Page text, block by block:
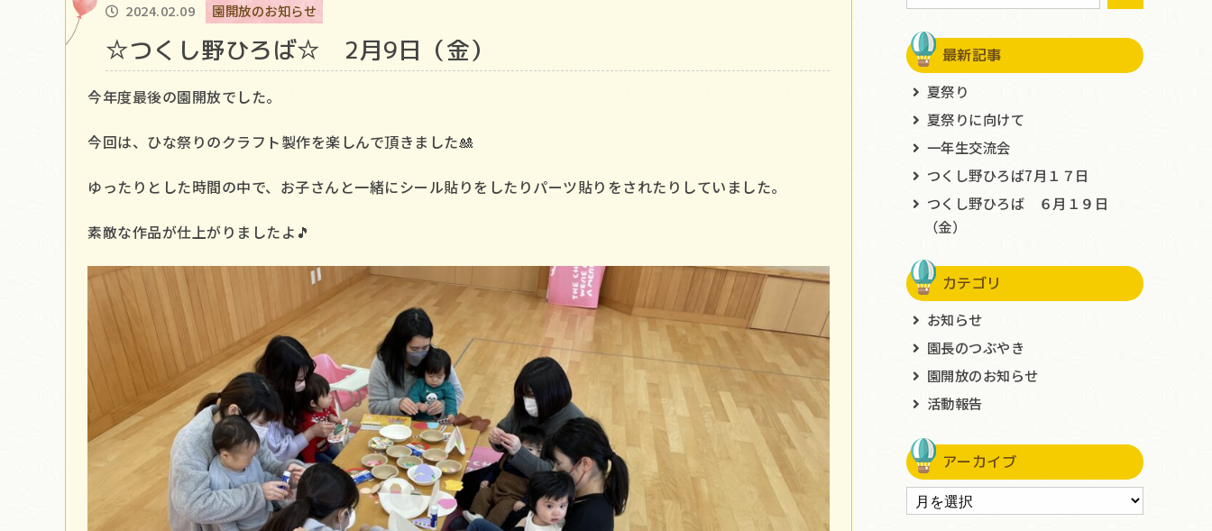
2024.02.09 園開放のお知らせ
☆つくし野ひろば☆ 2月9日（金）
今年度最後の園開放でした。
今回は、ひな祭りのクラフト製作を楽しんで頂きました🎎
ゆったりとした時間の中で、お子さんと一緒にシール貼りをしたりパーツ貼りをされたりしていました。
素敵な作品が仕上がりましたよ🎵
最新記事
夏祭り
夏祭りに向けて
一年生交流会
つくし野ひろば7月１７日
つくし野ひろば ６月１９日
（金）
カテゴリ
お知らせ
園長のつぶやき
園開放のお知らせ
活動報告
アーカイブ